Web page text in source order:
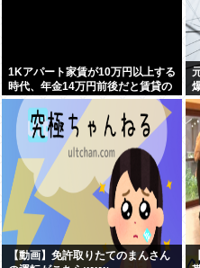
1Kアパート家賃が10万円以上する
時代、年金14万円前後だと賃貸の
人は無理じゃね？
【動画】免許取りたてのまんさん